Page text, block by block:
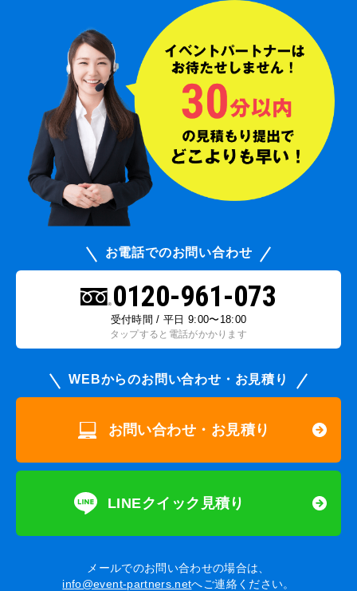
お電話でのお問い合わせ
0120-961-073
受付時間 / 平日 9:00〜18:00
タップすると電話がかかります
WEBからのお問い合わせ・お見積り
お問い合わせ・お見積り
LINEクイック見積り
メールでのお問い合わせの場合は、
info@event-partners.netへご連絡ください。